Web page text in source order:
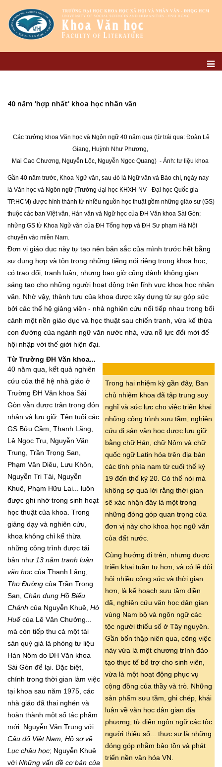
40 năm 'hợp nhất' khoa học nhân văn
Các trưởng khoa Văn học và Ngôn ngữ 40 năm qua (từ trái qua: Đoàn Lê
Giang, Huỳnh Như Phương,
Mai Cao Chương, Nguyễn Lộc, Nguyễn Ngọc Quang) - Ảnh: tư liệu khoa
Gần 40 năm trước, Khoa Ngữ văn, sau đó là Ngữ văn và Báo chí, ngày nay
là Văn học và Ngôn ngữ (Trường đại học KHXH-NV - Đại học Quốc gia
TP.HCM) được hình thành từ nhiều nguồn học thuật gồm những giáo sư (GS)
thuộc các ban Việt văn, Hán văn và Ngữ học của ĐH Văn khoa Sài Gòn;
những GS từ Khoa Ngữ văn của ĐH Tổng hợp và ĐH Sư phạm Hà Nội
chuyển vào miền Nam.
Đơn vị giáo dục này tự tạo nên bản sắc của mình trước hết bằng
sự dung hợp và tôn trọng những tiếng nói riêng trong khoa học,
có trao đổi, tranh luận, nhưng bao giờ cũng dành không gian
sáng tạo cho những người hoạt động trên lĩnh vực khoa học nhân
văn. Nhờ vậy, thành tựu của khoa được xây dựng từ sự góp sức
bởi các thế hệ giảng viên - nhà nghiên cứu nối tiếp nhau trong bối
cảnh một nền giáo dục và học thuật sau chiến tranh, vừa kế thừa
con đường của ngành ngữ văn nước nhà, vừa nỗ lực đổi mới để
hội nhập với thế giới hiện đại.
Từ Trường ĐH Văn khoa...
Trong hai nhiệm kỳ gần đây, Ban
chủ nhiệm khoa đã tập trung suy
nghĩ và sức lực cho việc triển khai
những công trình sưu tầm, nghiên
cứu di sản văn học được lưu giữ
bằng chữ Hán, chữ Nôm và chữ
quốc ngữ Latin hóa trên địa bàn
các tỉnh phía nam từ cuối thế kỷ
19 đến thế kỷ 20. Có thể nói mà
không sợ quá lời rằng thời gian
sẽ xác nhận đây là một trong
những đóng góp quan trọng của
đơn vị này cho khoa học ngữ văn
của đất nước.
Cùng hướng đi trên, nhưng được
triển khai tuần tự hơn, và có lẽ đòi
hỏi nhiều công sức và thời gian
hơn, là kế hoạch sưu tầm điền
dã, nghiên cứu văn học dân gian
vùng Nam bộ và ngôn ngữ các
tộc người thiểu số ở Tây nguyên.
Gần bốn thập niên qua, công việc
này vừa là một chương trình đào
tạo thực tế bổ trợ cho sinh viên,
vừa là một hoạt động phục vụ
cộng đồng của thầy và trò. Những
sản phẩm sưu tầm, ghi chép, khái
luận về văn học dân gian địa
phương; từ điển ngôn ngữ các tộc
người thiểu số... thực sự là những
đóng góp nhằm bảo tồn và phát
triển nền văn hóa VN.
40 năm qua, kết quả nghiên
cứu của thế hệ nhà giáo ở
Trường ĐH Văn khoa Sài
Gòn vẫn được trân trọng đón
nhận và lưu giữ. Tên tuổi các
GS Bửu Cầm, Thanh Lãng,
Lê Ngọc Trụ, Nguyễn Văn
Trung, Trần Trọng San,
Phạm Văn Diêu, Lưu Khôn,
Nguyễn Tri Tài, Nguyễn
Khuê, Phạm Hữu Lai... luôn
được ghi nhớ trong sinh hoạt
học thuật của khoa. Trong
giảng dạy và nghiên cứu,
khoa không chỉ kế thừa
những công trình được tái
bản như 13 năm tranh luận
văn học của Thanh Lãng,
Thơ Đường của Trần Trọng
San, Chân dung Hồ Biểu
Chánh của Nguyễn Khuê, Hò
Huếcủa Lê Văn Chưởng...
mà còn tiếp thu cả một tài
sản quý giá là phòng tư liệu
Hán Nôm do ĐH Văn khoa
Sài Gòn để lại. Đặc biệt,
chính trong thời gian làm việc
tại khoa sau năm 1975, các
nhà giáo đã thai nghén và
hoàn thành một số tác phẩm
mới: Nguyễn Văn Trung với
Câu đố Việt Nam, Hồ sơ về
Lục châu học; Nguyễn Khuê
với Những vấn đề cơ bản của